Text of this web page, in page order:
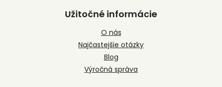
Užitočné informácie
O nás
Najčastejšie otázky
Blog
Výročná správa